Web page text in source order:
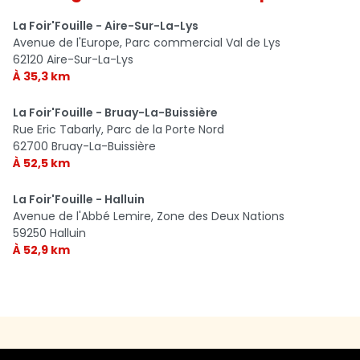
La Foir'Fouille - Aire-Sur-La-Lys
Avenue de l'Europe, Parc commercial Val de Lys
62120 Aire-Sur-La-Lys
À 35,3 km
La Foir'Fouille - Bruay-La-Buissière
Rue Eric Tabarly, Parc de la Porte Nord
62700 Bruay-La-Buissière
À 52,5 km
La Foir'Fouille - Halluin
Avenue de l'Abbé Lemire, Zone des Deux Nations
59250 Halluin
À 52,9 km